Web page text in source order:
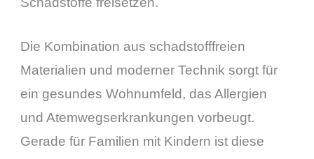
Die Kombination aus schadstofffreien
Materialien und moderner Technik sorgt für
ein gesundes Wohnumfeld, das Allergien
und Atemwegserkrankungen vorbeugt.
Gerade für Familien mit Kindern ist diese